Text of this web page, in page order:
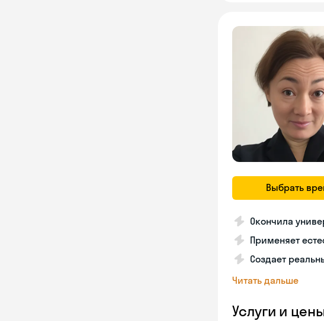
Выбрать
Окончила
Применяет
Создает
Читать дальше
Услуги и